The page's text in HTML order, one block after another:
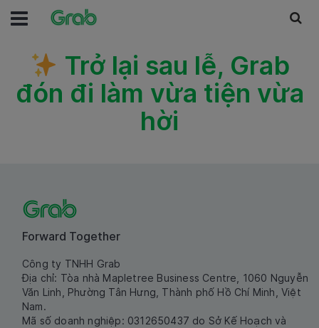
Trở lại sau lễ, Grab
đón đi làm vừa tiện vừa
hời
Forward Together
Công ty TNHH Grab
Địa chỉ: Tòa nhà Mapletree Business Centre, 1060 Nguyễn
Văn Linh, Phường Tân Hưng, Thành phố Hồ Chí Minh, Việt
Nam.
Mã số doanh nghiệp: 0312650437 do Sở Kế Hoạch và